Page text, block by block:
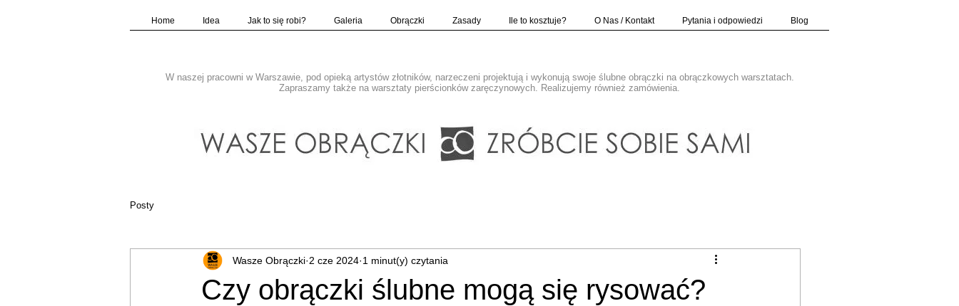
Home Idea Jak to się robi? Galeria Obrączki Zasady Ile to kosztuje? O Nas / Kontakt Pytania i odpowiedzi Blog
W naszej pracowni w Warszawie, pod opieką artystów złotników, narzeczeni projektują i wykonują swoje ślubne obrączki na obrączkowych warsztatach.
Zapraszamy także na warsztaty pierścionków zaręczynowych. Realizujemy również zamówienia.
Posty
Czy obrączki ślubne mogą się rysować?
Wasze Obrączki 2 cze 2024 1 minut(y) czytania